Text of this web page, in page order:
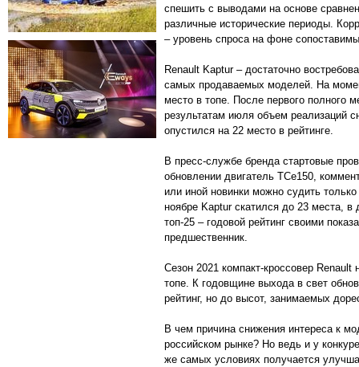
спешить с выводами на основе
различные исторические периоды.
– уровень спроса на фоне
Renault Kaptur – достаточно
самых продаваемых моделей. На
место в топе. После первого полного
результатам июля объем реализаций
опустился на 22 место в рейтинге.
В пресс-службе бренда стартовые
обновлении двигатель TCe150,
или иной новинки можно судить
ноябре Kaptur скатился до 23 места, в
топ-25 – годовой рейтинг своими
предшественник.
Сезон 2021 компакт-кроссовер
топе. К годовщине выхода в свет
рейтинг, но до высот, занимаемых
В чем причина снижения интереса к
российском рынке? Но ведь и у
же самых условиях получается